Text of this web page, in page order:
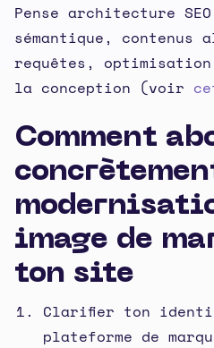
Pense architecture
sémantique, contenus
requêtes, optimisation
la conception (voir
Comment
image de
ton site
Clarifier ton
plateforme de